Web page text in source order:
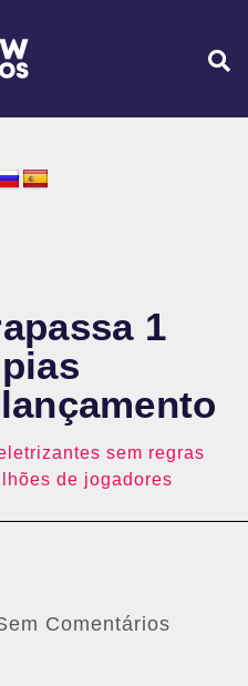
1
sem regras
de jogadores
Comentários